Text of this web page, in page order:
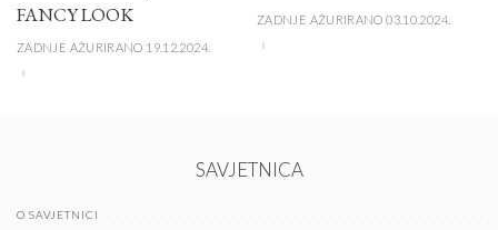
FANCY LOOK
ZADNJE AŽURIRANO 19.12.2024.
ZADNJE AŽURIRANO 03.10.2024.
SAVJETNICA
O SAVJETNICI